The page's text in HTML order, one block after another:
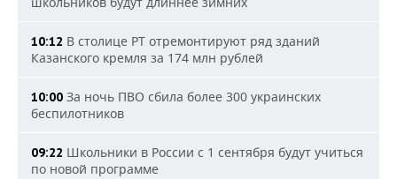
10:12 В столице РТ отремонтируют ряд зданий
Казанского кремля за 174 млн рублей
10:00 За ночь ПВО сбила более 300 украинских
беспилотников
09:22 Школьники в России с 1 сентября будут учиться
по новой программе